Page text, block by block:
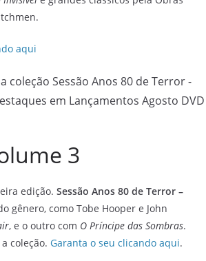
aqui
3
edição. Sessão Anos 80 de Terror –
gênero, como Tobe Hooper e John
, e o outro com O Príncipe das Sombras.
coleção. Garanta o seu clicando aqui.